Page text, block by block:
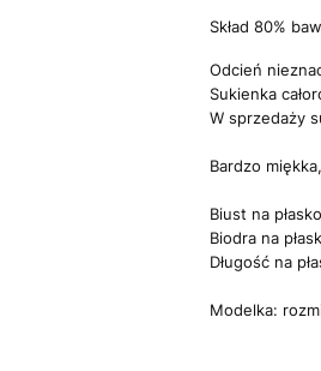
Skład 80%
Odcień
Sukienka
W sprzedaży
Bardzo
Biust na
Biodra na
Długość na
Modelka: